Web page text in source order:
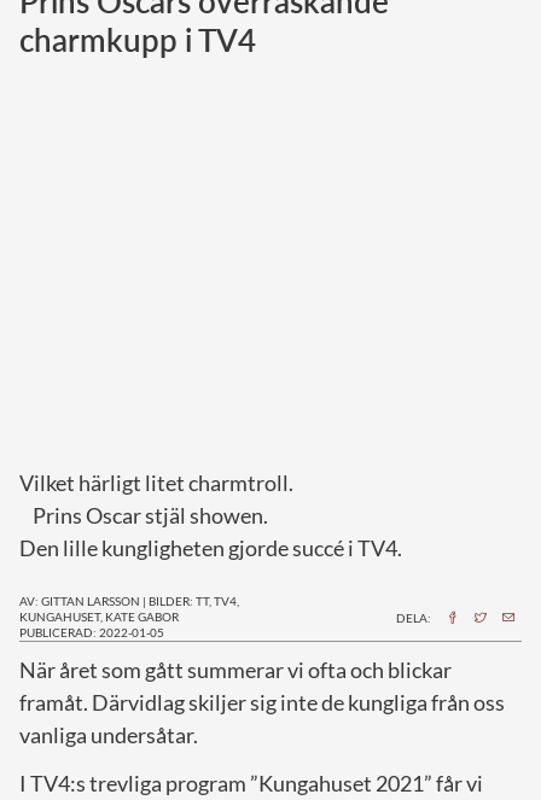
Norska kungahuset
charmkupp i TV4
Vilket härligt litet charmtroll.
Prins Oscar stjäl showen.
Den lille kungligheten gjorde succé i TV4.
AV: GITTAN LARSSON | BILDER: TT, TV4,
KUNGAHUSET, KATE GABOR
PUBLICERAD: 2022-01-05
DELA:
När året som gått summerar vi ofta och blickar
framåt. Därvidlag skiljer sig inte de kungliga från oss
vanliga undersåtar.
I TV4:s trevliga program ”Kungahuset 2021” får vi